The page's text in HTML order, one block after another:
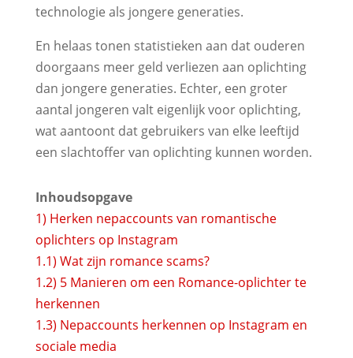
technologie als jongere generaties.
En helaas tonen statistieken aan dat ouderen
doorgaans meer geld verliezen aan oplichting
dan jongere generaties. Echter, een groter
aantal jongeren valt eigenlijk voor oplichting,
wat aantoont dat gebruikers van elke leeftijd
een slachtoffer van oplichting kunnen worden.
Inhoudsopgave
1) Herken nepaccounts van romantische
oplichters op Instagram
1.1) Wat zijn romance scams?
1.2) 5 Manieren om een Romance-oplichter te
herkennen
1.3) Nepaccounts herkennen op Instagram en
sociale media